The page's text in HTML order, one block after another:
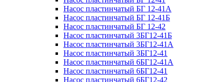
Насос пластинчатый БГ 12-41А
Насос пластинчатый БГ 12-41Б
Насос пластинчатый БГ 12-42
Насос пластинчатый 3БГ12-41Б
Насос пластинчатый 3БГ12-41А
Насос пластинчатый 3БГ12-41
Насос пластинчатый 6БГ12-41А
Насос пластинчатый 6БГ12-41
Насос пластинчатый 6БГ12-42